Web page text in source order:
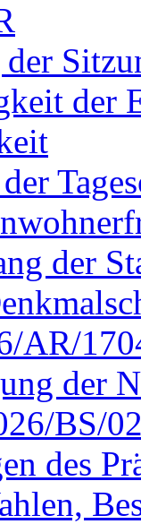
der
der
AR/
der
BS/
des